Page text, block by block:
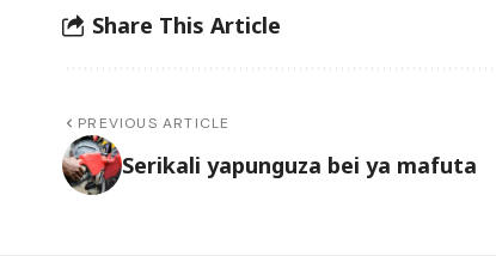
Share This Article
PREVIOUS ARTICLE
Serikali yapunguza bei ya mafuta